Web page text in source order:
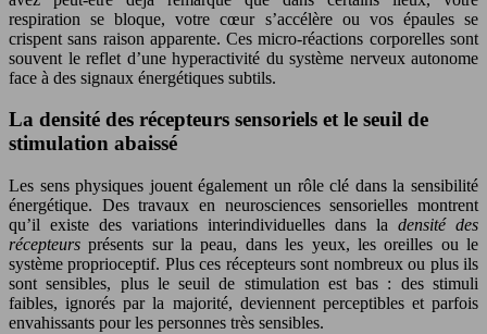
respiration se bloque, votre cœur s’accélère ou vos épaules se
crispent sans raison apparente. Ces micro-réactions corporelles sont
souvent le reflet d’une hyperactivité du système nerveux autonome
face à des signaux énergétiques subtils.
La densité des récepteurs sensoriels et le seuil de
stimulation abaissé
Les sens physiques jouent également un rôle clé dans la sensibilité
énergétique. Des travaux en neurosciences sensorielles montrent
qu’il existe des variations interindividuelles dans la densité des
récepteurs présents sur la peau, dans les yeux, les oreilles ou le
système proprioceptif. Plus ces récepteurs sont nombreux ou plus ils
sont sensibles, plus le seuil de stimulation est bas : des stimuli
faibles, ignorés par la majorité, deviennent perceptibles et parfois
envahissants pour les personnes très sensibles.